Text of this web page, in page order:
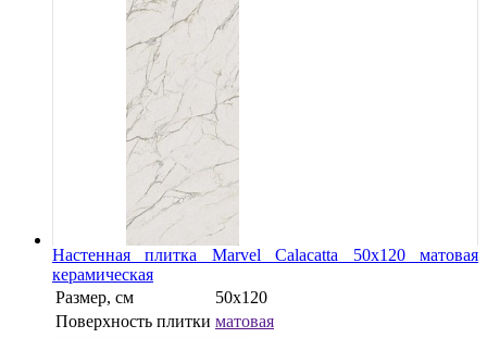
Настенная плитка Marvel Calacatta 50x120 матовая
керамическая
Размер, см
50x120
Поверхность плитки матовая